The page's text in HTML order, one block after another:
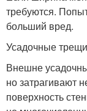
требуются.
больший вред.
Усадочные
Внешне
но затрагивают
поверхность